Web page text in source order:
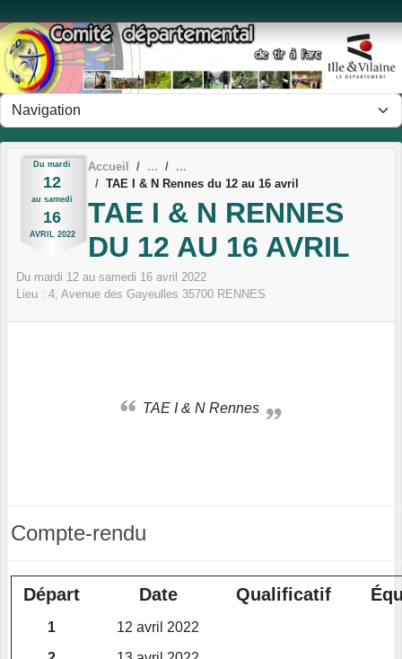
Du mardi
12
au samedi
16
AVRIL 2022
Accueil
TAE I & N Rennes du 12 au 16 avril
TAE I & N RENNES
DU 12 AU 16 AVRIL
Du mardi 12 au samedi 16 avril 2022
Lieu : 4, Avenue des Gayeulles 35700 RENNES
TAE I & N Rennes
Compte-rendu
Départ Date Qualificatif
1
12 avril 2022